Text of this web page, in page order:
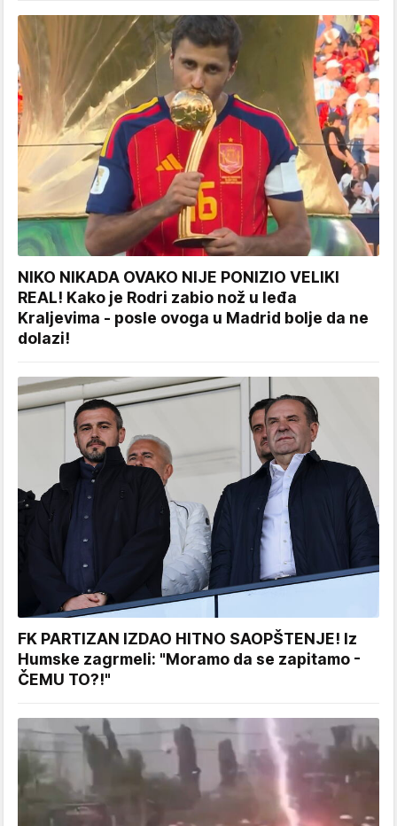
NIKO NIKADA OVAKO NIJE PONIZIO VELIKI
REAL! Kako je Rodri zabio nož u leđa
Kraljevima - posle ovoga u Madrid bolje da ne
dolazi!
FK PARTIZAN IZDAO HITNO SAOPŠTENJE! Iz
Humske zagrmeli: "Moramo da se zapitamo -
ČEMU TO?!"